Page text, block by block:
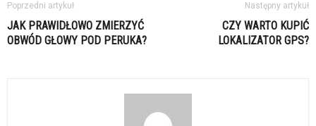
Poprzedni artykuł
JAK PRAWIDŁOWO ZMIERZYĆ
OBWÓD GŁOWY POD PERUKA?
Następny artykuł
CZY WARTO KUPIĆ
LOKALIZATOR GPS?